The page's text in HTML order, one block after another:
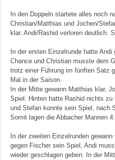
In den Doppeln startete alles noch
Christian/Matthias und Jochen/
klar, Andi/Rashid verloren deutlich.
In der ersten Einzelrunde hatte
Chance und Christian musste dem
trotz einer Führung im fünften Satz
Mal in der Saison.
In der Mitte gewann Matthias klar,
Spiel. Hinten hatte Rashid nichts zu
und Stefan konnte sein Spiel, nach
Somit lagen die Abbacher Mannen
In der zweiten Einzelrunden
gegen Fischer sein Spiel, Andi
wieder geschlagen geben. In der